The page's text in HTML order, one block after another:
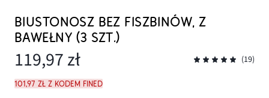
BIUSTONOSZ BEZ FISZBINÓW, Z
BAWEŁNY (3 SZT.)
119,97 zł (19)
101,97 zł z kodem FINED